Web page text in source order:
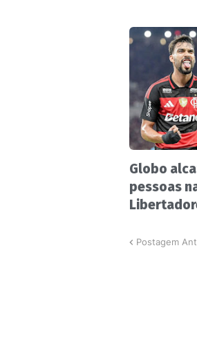
Globo
pessoas
Postagem